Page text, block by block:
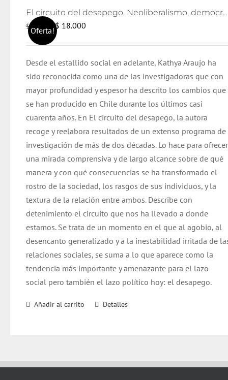
Oferta!
El circuito del desapego. Neoliberalismo, democratización y lazo social
$19.000
El
precio
era:
$ 19.000.
$ 18.000
es:
$ 18.000.
Desde el estallido social en adelante, Kathya Araujo ha
sido reconocida como una de las investigadoras que con
mayor profundidad y espesor ha descrito los cambios que
se han producido en Chile durante los últimos casi
cuarenta años. En El circuito del desapego, la autora
recoge y reelabora resultados de un extenso programa de
investigación de más de dos décadas. Lo hace para ofrecer
una mirada comprensiva y de largo alcance sobre de qué
manera y con qué consecuencias se ha transformado el
rostro de la sociedad, los rasgos de sus individuos, y la
textura de la relación entre ambos. Describe con
detenimiento el circuito que nos ha llevado a donde
estamos. Se trata de un momento en el que al agobio, al
desencanto generalizado y a la inestabilidad irritada de
relaciones sociales, se suma a lo que aparece como la
tendencia más importante y amenazante para el lazo
social pero también el lazo político hoy: el desapego.
Añadir al carrito Detalles